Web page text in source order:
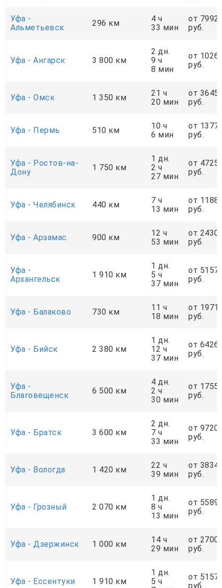
Уфа -
Альметьевск
296 км
4 ч
33 мин
от 7992
руб.
Уфа - Ангарск 3 800 км
2 дн.
9 ч
8 мин
от
руб.
Уфа - Омск 1 350 км
21 ч
20 мин
от
руб.
Уфа - Пермь 510 км
10 ч
6 мин
от
руб.
Уфа - Ростов-на-
Дону
1 750 км
1 дн.
2 ч
27 мин
от
руб.
Уфа - Челябинск 440 км
7 ч
13 мин
от
руб.
Уфа - Арзамас 900 км
12 ч
53 мин
от
руб.
Уфа -
Архангельск
1 910 км
1 дн.
5 ч
37 мин
от
руб.
Уфа - Балаково 730 км
11 ч
18 мин
от
руб.
Уфа - Бийск 2 380 км
1 дн.
12 ч
37 мин
от
руб.
Уфа -
Благовещенск
6 500 км
4 дн.
2 ч
30 мин
от
руб.
Уфа - Братск 3 600 км
2 дн.
7 ч
33 мин
от
руб.
Уфа - Вологда 1 420 км
22 ч
39 мин
от
руб.
Уфа - Грозный 2 070 км
1 дн.
8 ч
13 мин
от
руб.
Уфа - Дзержинск 1 000 км
14 ч
29 мин
от
руб.
Уфа - Ессентуки 1 910 км
1 дн.
5 ч
от
руб.